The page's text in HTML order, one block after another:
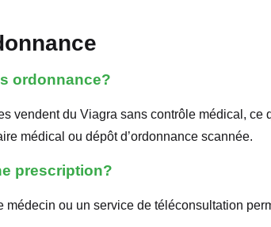
ordonnance?
vendent du Viagra sans contrôle médical, ce
médical ou dépôt d’ordonnance scannée.
prescription?
médecin ou un service de téléconsultation